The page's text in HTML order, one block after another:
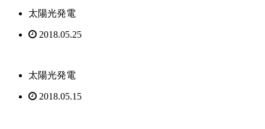
太陽光発電
2018.05.25
太陽光発電
2018.05.15